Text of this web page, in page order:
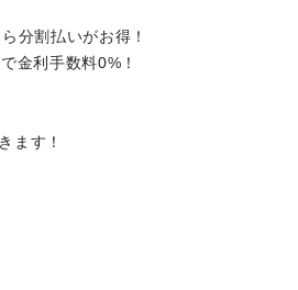
分割払いがお得！
金利手数料0%！
ます！